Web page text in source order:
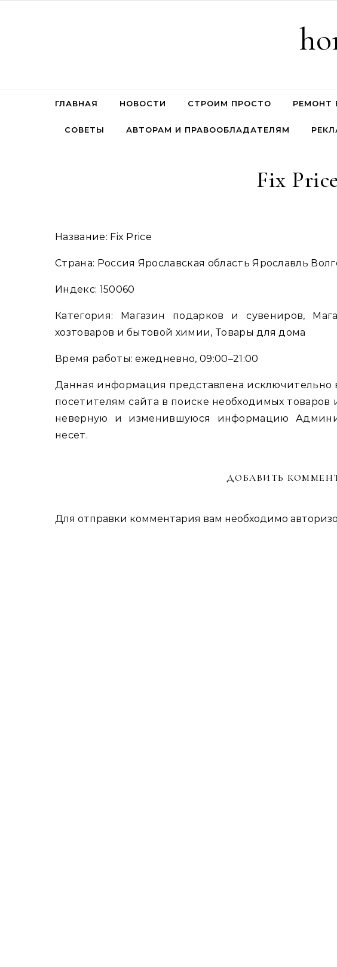
ГЛАВНАЯ НОВОСТИ СТРОИМ ПРОСТО РЕМОНТ
СОВЕТЫ АВТОРАМ И ПРАВООБЛАДАТЕЛЯМ
Fix Price
Название: Fix Price
Страна: Россия Ярославская область Ярославль
Индекс: 150060
Категория: Магазин подарков и сувениров,
хозтоваров и бытовой химии, Товары для дома
Время работы: ежедневно, 09:00–21:00
Данная информация представлена исключительно
посетителям сайта в поиске необходимых
неверную и изменившуюся информацию
несет.
ДОБАВИТЬ
Для отправки комментария вам необходимо